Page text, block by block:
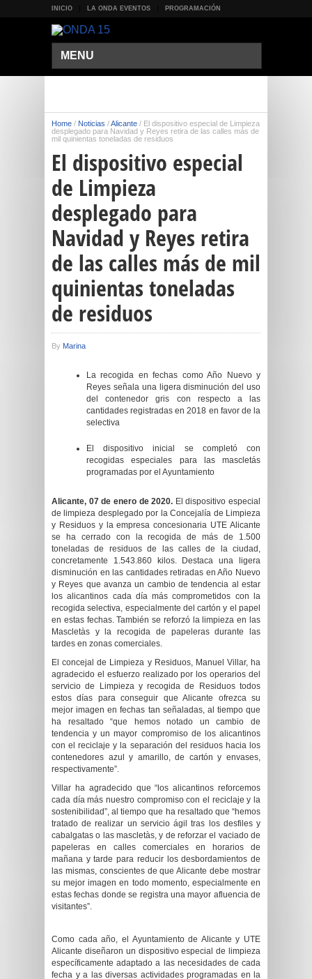
INICIO LA ONDA EVENTOS PROGRAMACIÓN
MENU
Home / Noticias /Alicante / El dispositivo especial de Limpieza
desplegado para Navidad y Reyes retira de las calles más de
mil quinientas toneladas de residuos
El dispositivo especial
de Limpieza
desplegado para
Navidad y Reyes retira
de las calles más de mil
quinientas toneladas
de residuos
By Marina
La recogida en fechas como Año Nuevo y
Reyes señala una ligera disminución del uso
del contenedor gris con respecto a las
cantidades registradas en 2018 en favor de la
selectiva
El dispositivo inicial se completó con
recogidas especiales para las mascletás
programadas por el Ayuntamiento
Alicante, 07 de enero de 2020. El dispositivo especial
de limpieza desplegado por la Concejalía de Limpieza
y Residuos y la empresa concesionaria UTE Alicante
se ha cerrado con la recogida de más de 1.500
toneladas de residuos de las calles de la ciudad,
concretamente 1.543.860 kilos. Destaca una ligera
disminución en las cantidades retiradas en Año Nuevo
y Reyes que avanza un cambio de tendencia al estar
los alicantinos cada día más comprometidos con la
recogida selectiva, especialmente del cartón y el papel
en estas fechas. También se reforzó la limpieza en las
Mascletàs y la recogida de papeleras durante las
tardes en zonas comerciales.
El concejal de Limpieza y Residuos, Manuel Villar, ha
agradecido el esfuerzo realizado por los operarios del
servicio de Limpieza y recogida de Residuos todos
estos días para conseguir que Alicante ofrezca su
mejor imagen en fechas tan señaladas, al tiempo que
ha resaltado “que hemos notado un cambio de
tendencia y un mayor compromiso de los alicantinos
con el reciclaje y la separación del residuos hacia los
contenedores azul y amarillo, de cartón y envases,
respectivamente”.
Villar ha agradecido que “los alicantinos reforcemos
cada día más nuestro compromiso con el reciclaje y la
sostenibilidad”, al tiempo que ha resaltado que “hemos
tratado de realizar un servicio ágil tras los desfiles y
cabalgatas o las mascletàs, y de reforzar el vaciado de
papeleras en calles comerciales en horarios de
mañana y tarde para reducir los desbordamientos de
las mismas, conscientes de que Alicante debe mostrar
su mejor imagen en todo momento, especialmente en
estas fechas donde se registra una mayor afluencia de
visitantes”.
Como cada año, el Ayuntamiento de Alicante y UTE
Alicante diseñaron un dispositivo especial de limpieza
específicamente adaptado a las necesidades de cada
fecha y a las diversas actividades programadas en la